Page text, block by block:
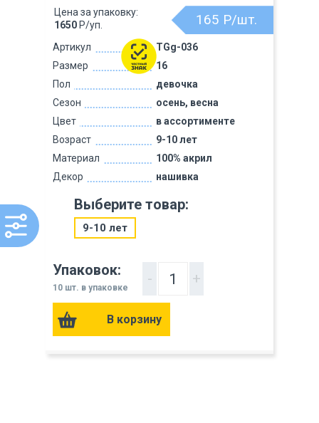
Артикул
TGg-036
Размер
16
Пол
девочка
Сезон
осень, весна
Цвет
в ассортименте
Возраст
9-10 лет
Материал
100% акрил
Декор
нашивка
165 Р/шт.
Цена за упаковку:
1650 Р/уп.
Выберите товар:
9-10 лет
Упаковок:
10 шт. в упаковке
- +